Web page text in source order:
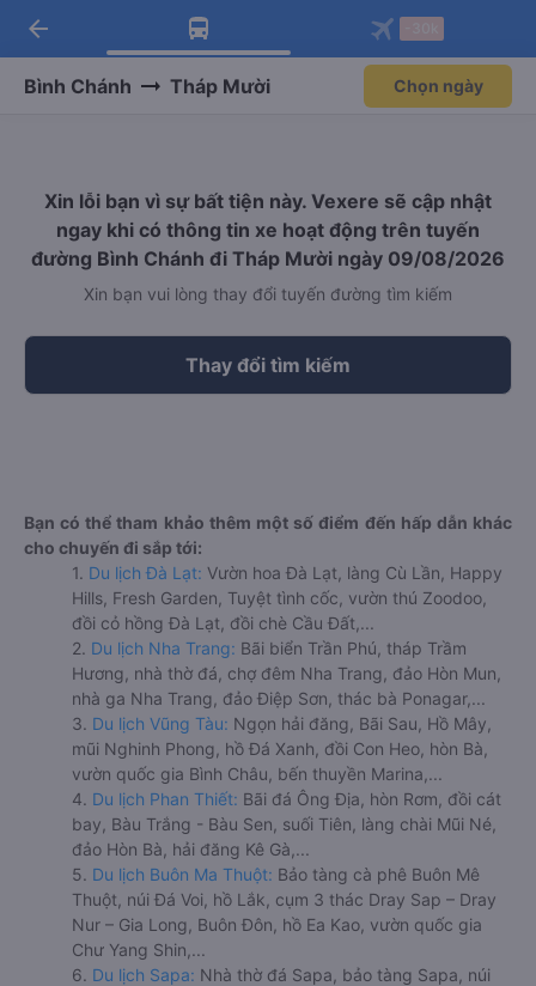
Tải app Vexere ngay!
Nhận ưu đãi thành viên độc
Mở app
Tải app Vexere
-30k/ghế khi đặt vé máy bay qua
Mở app
arrow_back
Bình Chánh Tháp Mười Chọn ngày
Xin lỗi bạn vì sự bất tiện này. Vexere sẽ cập nhật
ngay khi có thông tin xe hoạt động trên tuyến
đường Bình Chánh đi Tháp Mười ngày 09/08/2026
Xin bạn vui lòng thay đổi tuyến đường tìm kiếm
Thay đổi tìm kiếm
Bạn có thể tham khảo thêm một số điểm đến hấp dẫn khác
cho chuyến đi sắp tới:
1. Du lịch Đà Lạt: Vườn hoa Đà Lạt, làng Cù Lần, Happy
Hills, Fresh Garden, Tuyệt tình cốc, vườn thú Zoodoo,
đồi cỏ hồng Đà Lạt, đồi chè Cầu Đất,...
2. Du lịch Nha Trang: Bãi biển Trần Phú, tháp Trầm
Hương, nhà thờ đá, chợ đêm Nha Trang, đảo Hòn Mun,
nhà ga Nha Trang, đảo Điệp Sơn, thác bà Ponagar,...
3. Du lịch Vũng Tàu: Ngọn hải đăng, Bãi Sau, Hồ Mây,
mũi Nghinh Phong, hồ Đá Xanh, đồi Con Heo, hòn Bà,
vườn quốc gia Bình Châu, bến thuyền Marina,...
4. Du lịch Phan Thiết: Bãi đá Ông Địa, hòn Rơm, đồi cát
bay, Bàu Trắng - Bàu Sen, suối Tiên, làng chài Mũi Né,
đảo Hòn Bà, hải đăng Kê Gà,...
5. Du lịch Buôn Ma Thuột: Bảo tàng cà phê Buôn Mê
Thuột, núi Đá Voi, hồ Lắk, cụm 3 thác Dray Sap – Dray
Nur – Gia Long, Buôn Đôn, hồ Ea Kao, vườn quốc gia
Chư Yang Shin,...
6. Du lịch Sapa: Nhà thờ đá Sapa, bảo tàng Sapa, núi